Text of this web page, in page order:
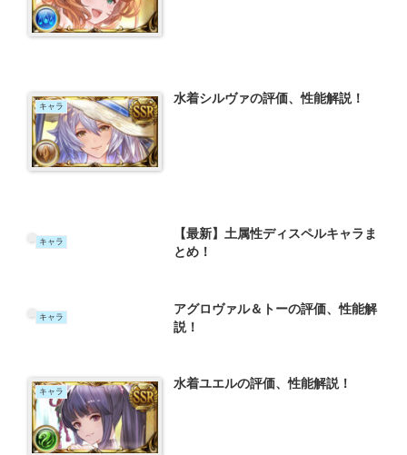
キャラ
水着シルヴァの評価、性能解説！
キャラ
【最新】土属性ディスペルキャラま
とめ！
キャラ
アグロヴァル＆トーの評価、性能解
説！
キャラ
水着ユエルの評価、性能解説！